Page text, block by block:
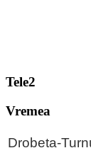
Tele2
Vremea